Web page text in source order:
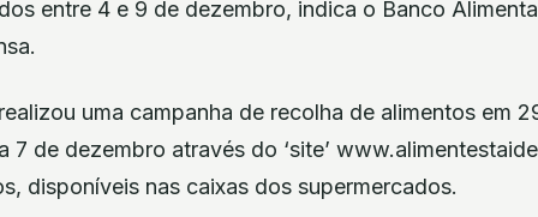
entre 4 e 9 de dezembro, indica o Banco
uma campanha de recolha de alimentos em
7 de dezembro através do ‘site’
disponíveis nas caixas dos supermercados.